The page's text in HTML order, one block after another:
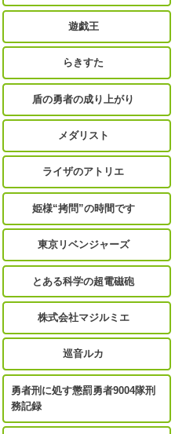
遊戯王
らきすた
盾の勇者の成り上がり
メダリスト
ライザのアトリエ
姫様“拷問”の時間です
東京リベンジャーズ
とある科学の超電磁砲
株式会社マジルミエ
巡音ルカ
勇者刑に処す懲罰勇者9004隊刑
務記録